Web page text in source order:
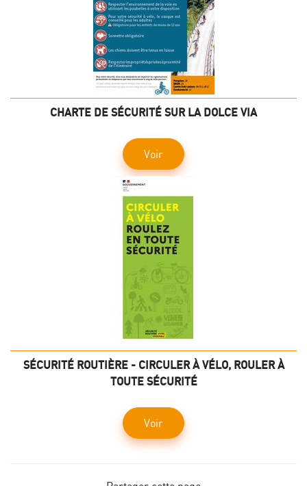
CHARTE DE SÉCURITÉ SUR LA DOLCE VIA
Voir
SÉCURITÉ ROUTIÈRE - CIRCULER À VÉLO, ROULER À
TOUTE SÉCURITÉ
Voir